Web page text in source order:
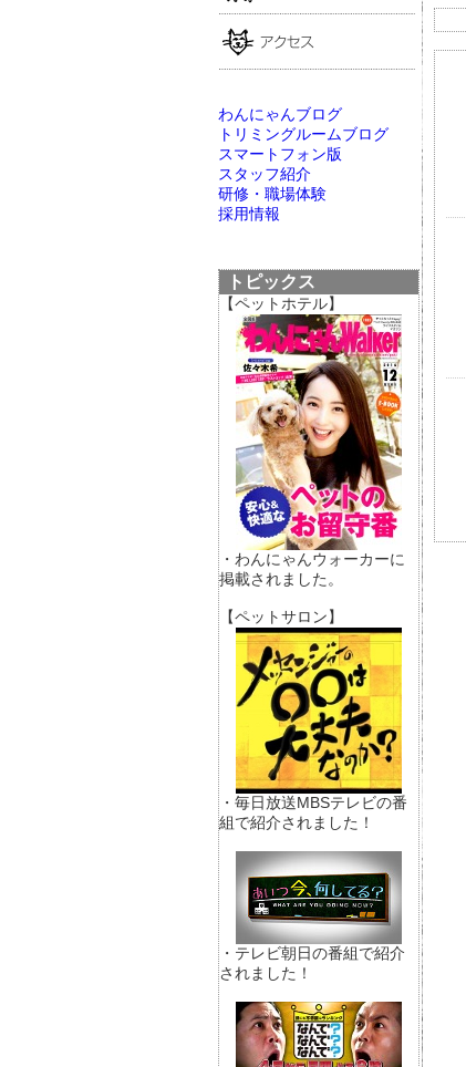
わんにゃんブログ
トリミングルームブログ
スマートフォン版
スタッフ紹介
研修・職場体験
採用情報
トピックス
【ペットホテル】
・わんにゃんウォーカーに
掲載されました。
【ペットサロン】
・毎日放送MBSテレビの番
組で紹介されました！
・テレビ朝日の番組で紹介
されました！